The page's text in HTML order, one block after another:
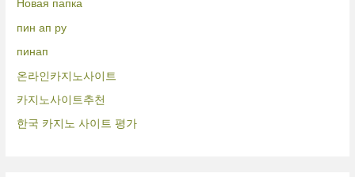
Новая папка
пин ап ру
пинап
온라인카지노사이트
카지노사이트추천
한국 카지노 사이트 평가